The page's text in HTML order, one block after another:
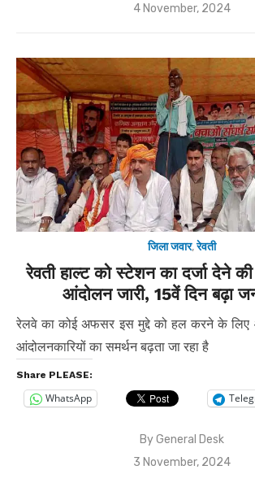
Posted
4 November, 2024
जिला जवार,रेवती
रेवती हाल्ट को स्टेशन का दर्जा देने
आंदोलन जारी, 15वें दिन बढ़ा
रेलवे का कोई अफसर इस मुद्दे को हल करने के लिए
आंदोलनकारियों का समर्थन बढ़ता जा रहा है
Share PLEASE:
WhatsApp
ByGeneral Desk
Posted
3 November, 2024